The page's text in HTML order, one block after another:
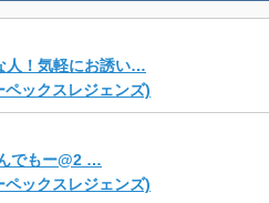
人！気軽にお誘い…
ックスレジェンズ)
でもー@2 …
ックスレジェンズ)